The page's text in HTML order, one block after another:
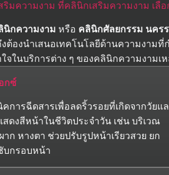
ริมความงาม ที่คลินิกเสริมความงาม เลื
นิกความงาม หรือ คลินิกศัลยกรรม นคร
องนำเสนอเทคโนโลยีด้านความงาม
จในบริการต่าง ๆ ของคลินิกความงามเ
กซ์
คการฉีดสารเพื่อลดริ้วรอยที่เกิดจากวัยแ
สดงสีหน้าในชีวิตประจำวัน เช่น บริเวณ
าก หางตา ช่วยปรับรูปหน้าเรียวสวย ยก
บกรอบหน้า